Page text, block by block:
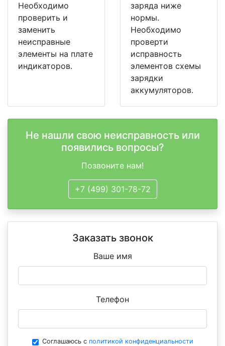
Необходимо
проверить и
заменить
неисправные
элементы на плате
индикаторов.
заряда ниже
нормы.
Необходимо
проверти
исправность
элементов схемы
зарядки
аккумуляторов.
Не нашли свою неисправность или
появились вопросы?
Позвоните нам!
+7 (499) 301-78-72
Заказать звонок
Ваше имя
Телефон
Соглашаюсь с политикой конфиденциальности